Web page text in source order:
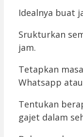
Idealnya buat
Srukturkan
jam.
Tetapkan
Whatsapp
Tentukan
gajet dalam